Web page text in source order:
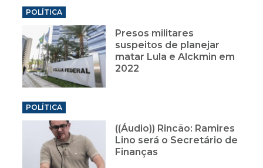
POLÍTICA
Presos militares
suspeitos de planejar
matar Lula e Alckmin em
2022
POLÍTICA
((Áudio)) Rincão: Ramires
Lino será o Secretário de
Finanças